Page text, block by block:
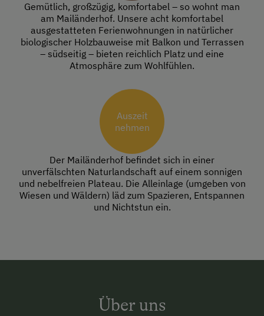
Gemütlich, großzügig, komfortabel – so wohnt man
am Mailänderhof. Unsere acht komfortabel
ausgestatteten Ferienwohnungen in natürlicher
biologischer Holzbauweise mit Balkon und Terrassen
– südseitig – bieten reichlich Platz und eine
Atmosphäre zum Wohlfühlen.
Auszeit
nehmen
Der Mailänderhof befindet sich in einer
unverfälschten Naturlandschaft auf einem sonnigen
und nebelfreien Plateau. Die Alleinlage (umgeben von
Wiesen und Wäldern) läd zum Spazieren, Entspannen
und Nichtstun ein.
Über uns